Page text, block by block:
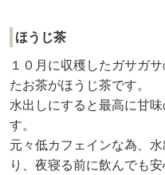
ほうじ茶
１０月に収穫したガサガ
たお茶がほうじ茶です。
水出しにすると最高に甘
す。
元々低カフェインな為、
り、夜寝る前に飲んでも安